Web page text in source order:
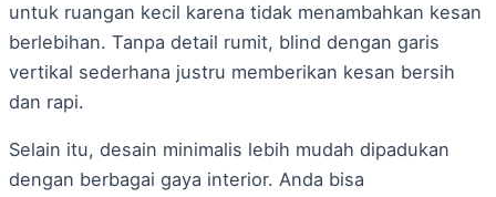
untuk ruangan kecil karena tidak menambahkan kesan
berlebihan. Tanpa detail rumit, blind dengan garis
vertikal sederhana justru memberikan kesan bersih
dan rapi.
Selain itu, desain minimalis lebih mudah dipadukan
dengan berbagai gaya interior. Anda bisa